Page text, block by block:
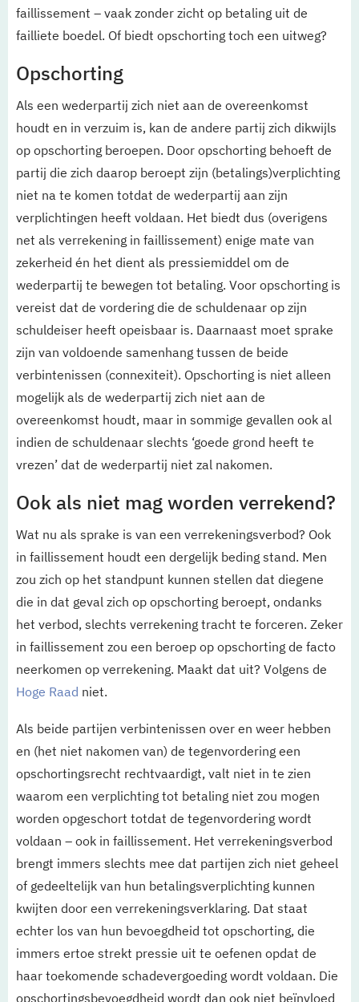
faillissement – vaak zonder zicht op betaling uit de
failliete boedel. Of biedt opschorting toch een uitweg?
Opschorting
Als een wederpartij zich niet aan de overeenkomst
houdt en in verzuim is, kan de andere partij zich dikwijls
op opschorting beroepen. Door opschorting behoeft de
partij die zich daarop beroept zijn (betalings)verplichting
niet na te komen totdat de wederpartij aan zijn
verplichtingen heeft voldaan. Het biedt dus (overigens
net als verrekening in faillissement) enige mate van
zekerheid én het dient als pressiemiddel om de
wederpartij te bewegen tot betaling. Voor opschorting is
vereist dat de vordering die de schuldenaar op zijn
schuldeiser heeft opeisbaar is. Daarnaast moet sprake
zijn van voldoende samenhang tussen de beide
verbintenissen (connexiteit). Opschorting is niet alleen
mogelijk als de wederpartij zich niet aan de
overeenkomst houdt, maar in sommige gevallen ook al
indien de schuldenaar slechts ‘goede grond heeft te
vrezen’ dat de wederpartij niet zal nakomen.
Ook als niet mag worden verrekend?
Wat nu als sprake is van een verrekeningsverbod? Ook
in faillissement houdt een dergelijk beding stand. Men
zou zich op het standpunt kunnen stellen dat diegene
die in dat geval zich op opschorting beroept, ondanks
het verbod, slechts verrekening tracht te forceren. Zeker
in faillissement zou een beroep op opschorting de facto
neerkomen op verrekening. Maakt dat uit? Volgens de
Hoge Raad niet.
Als beide partijen verbintenissen over en weer hebben
en (het niet nakomen van) de tegenvordering een
opschortingsrecht rechtvaardigt, valt niet in te zien
waarom een verplichting tot betaling niet zou mogen
worden opgeschort totdat de tegenvordering wordt
voldaan – ook in faillissement. Het verrekeningsverbod
brengt immers slechts mee dat partijen zich niet geheel
of gedeeltelijk van hun betalingsverplichting kunnen
kwijten door een verrekeningsverklaring. Dat staat
echter los van hun bevoegdheid tot opschorting, die
immers ertoe strekt pressie uit te oefenen opdat de
haar toekomende schadevergoeding wordt voldaan. Die
opschortingsbevoegdheid wordt dan ook niet beïnvloed